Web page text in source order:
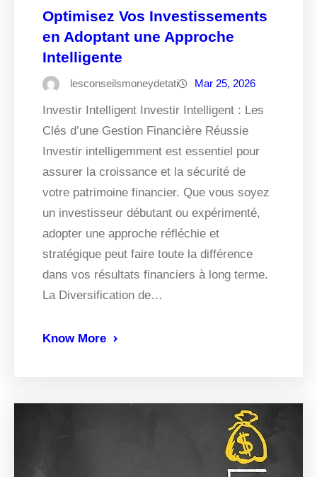
Optimisez Vos Investissements
en Adoptant une Approche
Intelligente
lesconseilsmoneydetati Mar 25, 2026
Investir Intelligent Investir Intelligent : Les
Clés d’une Gestion Financière Réussie
Investir intelligemment est essentiel pour
assurer la croissance et la sécurité de
votre patrimoine financier. Que vous soyez
un investisseur débutant ou expérimenté,
adopter une approche réfléchie et
stratégique peut faire toute la différence
dans vos résultats financiers à long terme.
La Diversification de…
Know More